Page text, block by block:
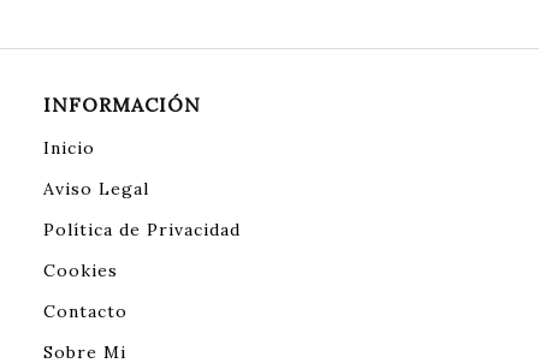
INFORMACIÓN
Inicio
Aviso Legal
Política de Privacidad
Cookies
Contacto
Sobre Mi